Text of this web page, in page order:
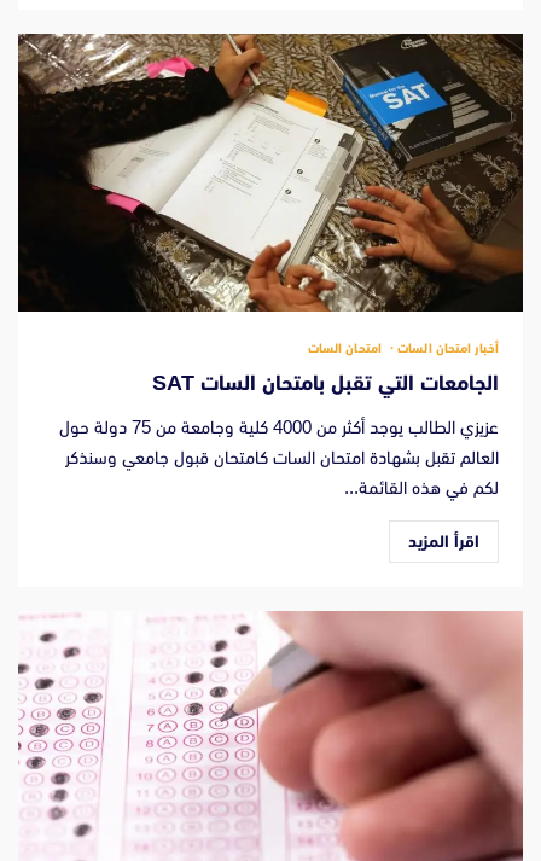
أخبار امتحان السات امتحان السات
الجامعات التي تقبل بامتحان السات SAT
عزيزي الطالب يوجد أكثر من 4000 كلية وجامعة من 75 دولة حول
العالم تقبل بشهادة امتحان السات كامتحان قبول جامعي وسنذكر
لكم في هذه القائمة...
اقرأ المزيد